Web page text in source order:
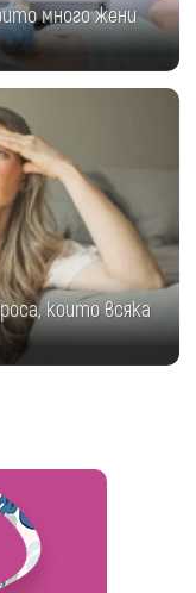
много жени
които всяка